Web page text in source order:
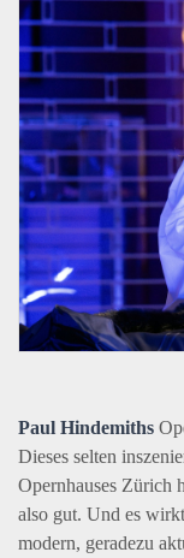
Paul Hindemiths
Dieses selten
Opernhauses Zürich
also gut. Und es
modern, geradezu